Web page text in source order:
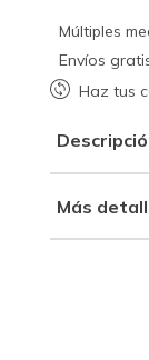
Múltiples
Envíos
Haz tus
Más